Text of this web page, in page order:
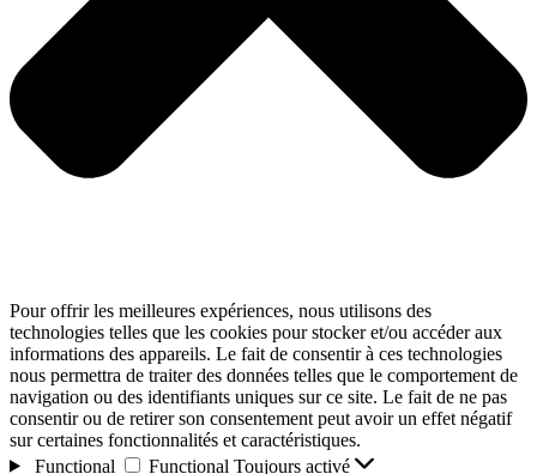
Pour offrir les meilleures expériences, nous utilisons des
technologies telles que les cookies pour stocker et/ou accéder aux
informations des appareils. Le fait de consentir à ces technologies
nous permettra de traiter des données telles que le comportement de
navigation ou des identifiants uniques sur ce site. Le fait de ne pas
consentir ou de retirer son consentement peut avoir un effet négatif
sur certaines fonctionnalités et caractéristiques.
Functional
Functional Toujours activé